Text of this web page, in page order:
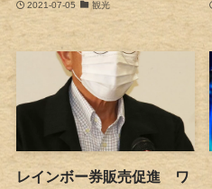
2021-07-05 観光
レインボー券販売促進 ワ